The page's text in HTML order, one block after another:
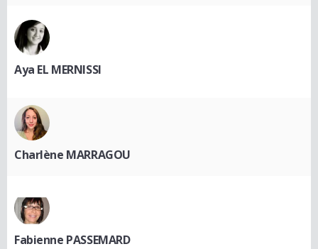
Aya EL MERNISSI
Charlène MARRAGOU
Fabienne PASSEMARD